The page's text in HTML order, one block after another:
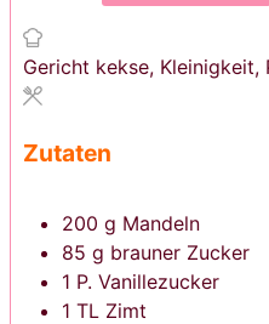
Gericht kekse, Kleinigkeit,
Zutaten
200 g Mandeln
85 g brauner Zucker
1 P. Vanillezucker
1 TL Zimt